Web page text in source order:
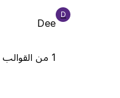
D
Dee
1 من القوالب